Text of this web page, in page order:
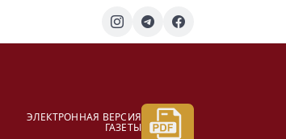
ЭЛЕКТРОННАЯ ВЕРСИЯ
ГАЗЕТЫ